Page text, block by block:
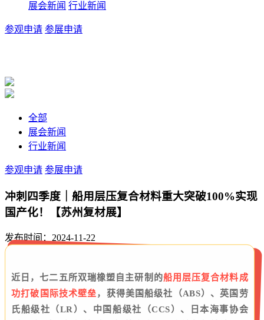
展会新闻 行业新闻
参观申请 参展申请
全部
展会新闻
行业新闻
参观申请 参展申请
冲刺四季度｜船用层压复合材料重大突破100%实现
国产化！【苏州复材展】
发布时间：2024-11-22
近日，七二五所双瑞橡塑自主研制的船用层压复合材料成
功打破国际技术壁垒，获得美国船级社（ABS）、 英国劳
氏船级社 （LR）、中国船级社（CCS）、日本海事协会